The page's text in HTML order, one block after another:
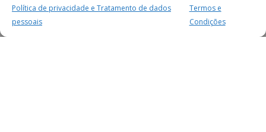
Política de privacidade e Tratamento de dados
pessoais
Termos e
Condições